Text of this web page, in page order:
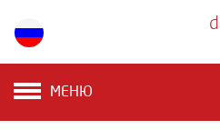
МЕНЮ